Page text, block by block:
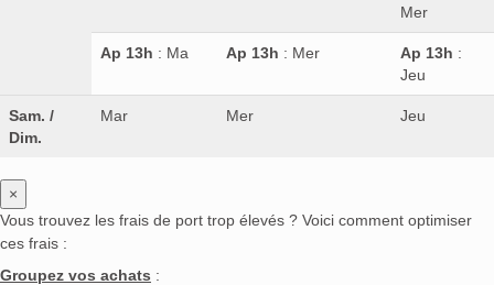
Mer
Ap 13h : Ma Ap 13h : Mer Ap 13h :
Jeu
Sam. /
Dim.
Mar Mer Jeu
×
Vous trouvez les frais de port trop élevés ? Voici comment optimiser
ces frais :
Groupez vos achats :